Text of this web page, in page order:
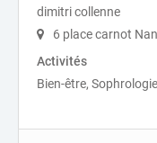
dimitri collenne
6 place carnot
Activités
Bien-être,